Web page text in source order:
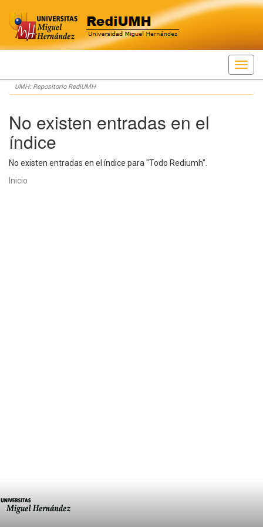
Skip
navigation
UMH: Repositorio RediUMH
No existen entradas en el
índice
No existen entradas en el índice para "Todo Rediumh".
Inicio